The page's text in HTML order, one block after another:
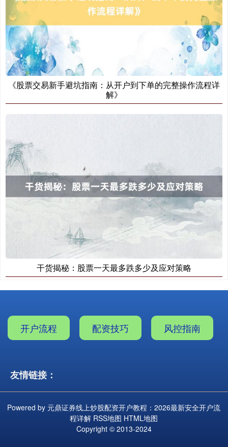
《股票交易新手避坑指南：从开户到下单的完整操作流程详
解》
干货揭秘：股票一天最多跌多少及应对策略
开户流程 配资技巧 风控指南
友情链接：
Powered by 元鼎证券线上炒股配资开户教程：2026最新安全开户流
程详解 RSS地图 HTML地图
Copyright © 2013-2024